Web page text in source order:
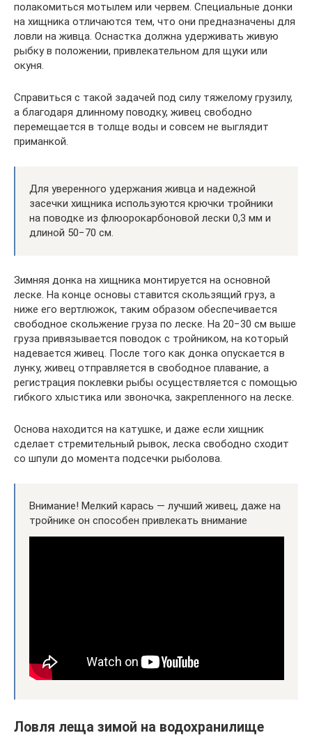
полакомиться мотылем или червем. Специальные донки
на хищника отличаются тем, что они предназначены для
ловли на живца. Оснастка должна удерживать живую
рыбку в положении, привлекательном для щуки или
окуня.
Справиться с такой задачей под силу тяжелому грузилу,
а благодаря длинному поводку, живец свободно
перемещается в толще воды и совсем не выглядит
приманкой.
Для уверенного удержания живца и надежной
засечки хищника используются крючки тройники
на поводке из флюорокарбоновой лески 0,3 мм и
длиной 50−70 см.
Зимняя донка на хищника монтируется на основной
леске. На конце основы ставится скользящий груз, а
ниже его вертлюжок, таким образом обеспечивается
свободное скольжение груза по леске. На 20−30 см выше
груза привязывается поводок с тройником, на который
надевается живец. После того как донка опускается в
лунку, живец отправляется в свободное плавание, а
регистрация поклевки рыбы осуществляется с помощью
гибкого хлыстика или звоночка, закрепленного на леске.
Основа находится на катушке, и даже если хищник
сделает стремительный рывок, леска свободно сходит
со шпули до момента подсечки рыболова.
Внимание! Мелкий карась — лучший живец, даже на
тройнике он способен привлекать внимание
Ловля леща зимой на водохранилище